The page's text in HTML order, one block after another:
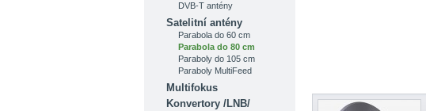
DVB-T antény
Satelitní antény
Parabola do 60 cm
Parabola do 80 cm
Paraboly do 105 cm
Paraboly MultiFeed
Multifokus
Konvertory /LNB/